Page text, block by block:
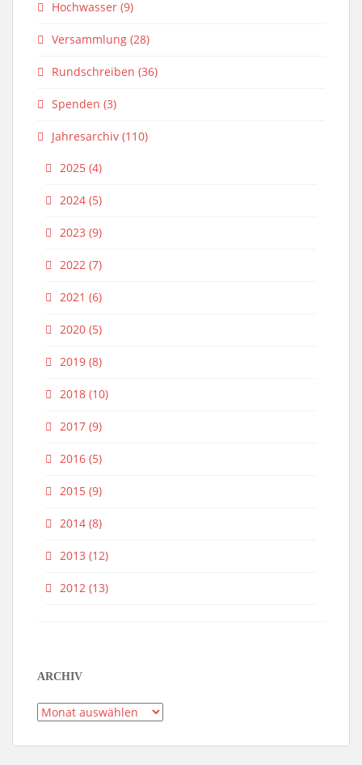
Hochwasser (9)
Versammlung (28)
Rundschreiben (36)
Spenden (3)
Jahresarchiv (110)
2025 (4)
2024 (5)
2023 (9)
2022 (7)
2021 (6)
2020 (5)
2019 (8)
2018 (10)
2017 (9)
2016 (5)
2015 (9)
2014 (8)
2013 (12)
2012 (13)
ARCHIV
Archiv